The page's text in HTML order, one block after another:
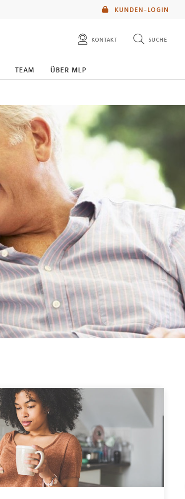
KUNDEN-LOGIN
kontakt suche
diese website durchsuchen
team über mlp